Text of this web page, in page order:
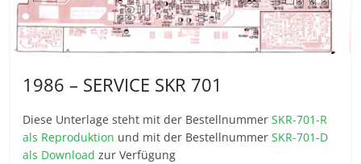
1986 – SERVICE SKR 701
Diese Unterlage steht mit der BestellnummerSKR-701-R
als Reproduktion und mit der BestellnummerSKR-701-D
als Download zur Verfügung